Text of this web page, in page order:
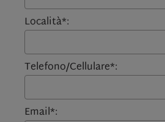
Località*:
Telefono/Cellulare*:
Email*: